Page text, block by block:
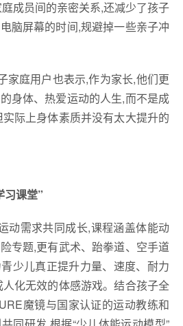
成员间的亲密关系,还减少了孩子
脑屏幕的时间,规避掉一些亲子冲
家庭用户也表示,作为家长,他们更
身体、热爱运动的人生,而不是成
际上身体素质并没有太大提升的
习课堂”
动需求共同成长,课程涵盖体能动
专题,更有武术、跆拳道、空手道
少儿真正提升力量、速度、耐力
化无效的体感游戏。结合孩子全
魔镜与国家认证的运动教练和